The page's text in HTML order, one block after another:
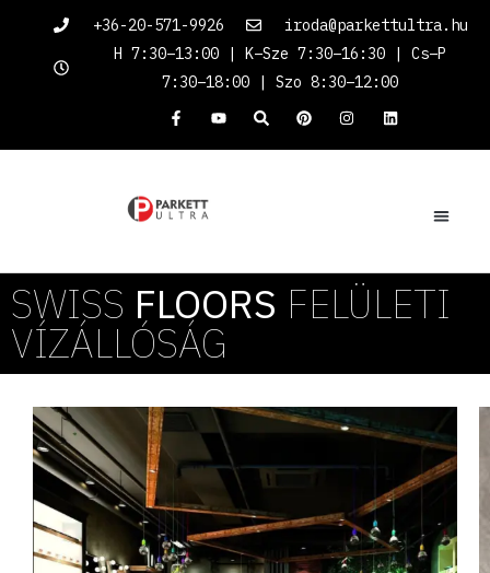
+36-20-571-9926
iroda@parkettultra.hu
H 7:30–13:00 | K–Sze 7:30–16:30 | Cs–P
7:30–18:00 | Szo 8:30–12:00
SWISS FLOORS FELÜLETI
VÍZÁLLÓSÁG